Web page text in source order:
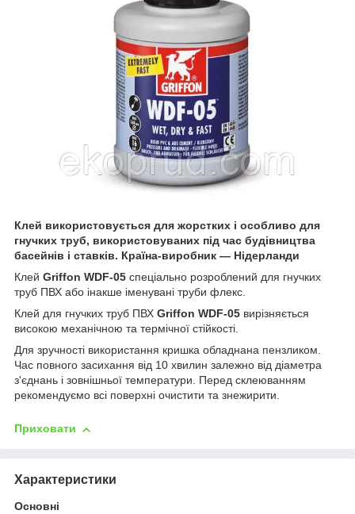
Клей використовується для жорстких і особливо для
гнучких труб, використовуваних під час будівництва
басейнів і ставків. Країна-виробник — Нідерланди
Клей Griffon WDF-05 спеціально розроблений для гнучких
труб ПВХ або інакше іменувані труби флекс.
Клей для гнучких труб ПВХ Griffon WDF-05 вирізняється
високою механічною та термічної стійкості.
Для зручності використання кришка обладнана пензликом.
Час повного засихання від 10 хвилин залежно від діаметра
з'єднань і зовнішньої температури. Перед склеюванням
рекомендуємо всі поверхні очистити та знежирити.
Приховати
Характеристики
Основні